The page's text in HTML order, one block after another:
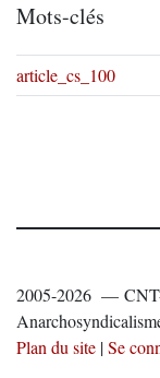
Mots-clés
article_cs_100
2005-2026 —
Plan du site |Se